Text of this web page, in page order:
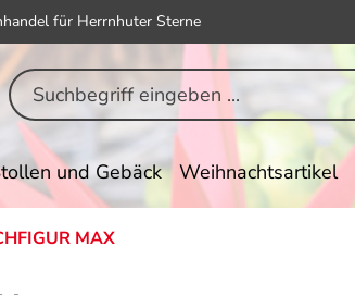
für Herrnhuter Sterne
und Gebäck Weihnachtsartikel
MAX